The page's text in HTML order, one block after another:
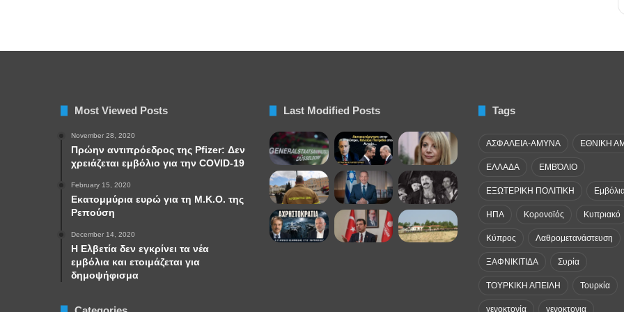
Most Viewed Posts
November 28, 2020
Πρώην αντιπρόεδρος της Pfizer: Δεν
χρειάζεται εμβόλιο για την COVID-19
February 15, 2020
Εκατομμύρια ευρώ για τη Μ.Κ.Ο. της
Ρεπούση
December 14, 2020
Η Ελβετία δεν εγκρίνει τα νέα
εμβόλια και ετοιμάζεται για
δημοψήφισμα
Last Modified Posts Tags
ΑΣΦΑΛΕΙΑ-ΑΜΥΝΑ ΕΘΝΙΚΗ
ΕΛΛΑΔΑ ΕΜΒΌΛΙΟ
ΕΞΩΤΕΡΙΚΗ ΠΟΛΙΤΙΚΗ
ΗΠΑ Κορονοϊός Κυπριακό
Κύπρος Λαθρομετανάστευση
ΞΑΦΝΙΚΙΤΙΔΑ Συρία
ΤΟΥΡΚΙΚΗ ΑΠΕΙΛΗ Τουρκία
γενοκτονία γενοκτονια